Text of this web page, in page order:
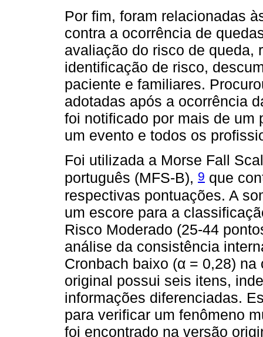
Por fim, foram relacionadas
contra a ocorrência de
avaliação do risco de queda,
identificação de risco,
paciente e familiares.
adotadas após a ocorrência
foi notificado por mais de um
um evento e todos os
Foi utilizada a Morse Fall
português (MFS-B), 9 que
respectivas pontuações. A
um escore para a
Risco Moderado (25-44
análise da consistência
Cronbach baixo (α = 0,28)
original possui seis itens,
informações diferenciadas.
para verificar um fenômeno
foi encontrado na versão